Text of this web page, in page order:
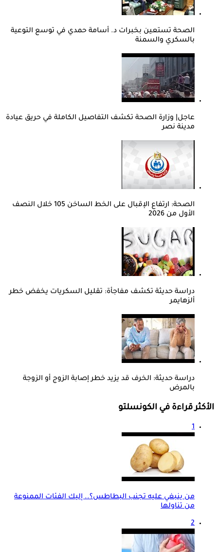
الصحة تستعين بخبرات د. أسامة حمدي في توسع التوعية
بالسكري والسمنة
عاجل| وزارة الصحة تكشف التفاصيل الكاملة في حريق عيادة
مدينة نصر
الصحة: ارتفاع الإقبال على الخط الساخن 105 خلال النصف
الأول من 2026
دراسة حديثة تكشف مفاجأة: تقليل السكريات يخفض خطر
ألزهايمر
دراسة حديثة: الخرف قد يزيد خطر إصابة الزوج أو الزوجة
بالمرض
الأكثر قراءة في الكونسلتو
1
من ينبغي عليه تجنب البطاطس؟.. إليك الفئات الممنوعة
من تناولها
2